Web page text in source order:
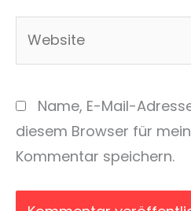
Name, E-Mail-
diesem Browser für
Kommentar speichern.